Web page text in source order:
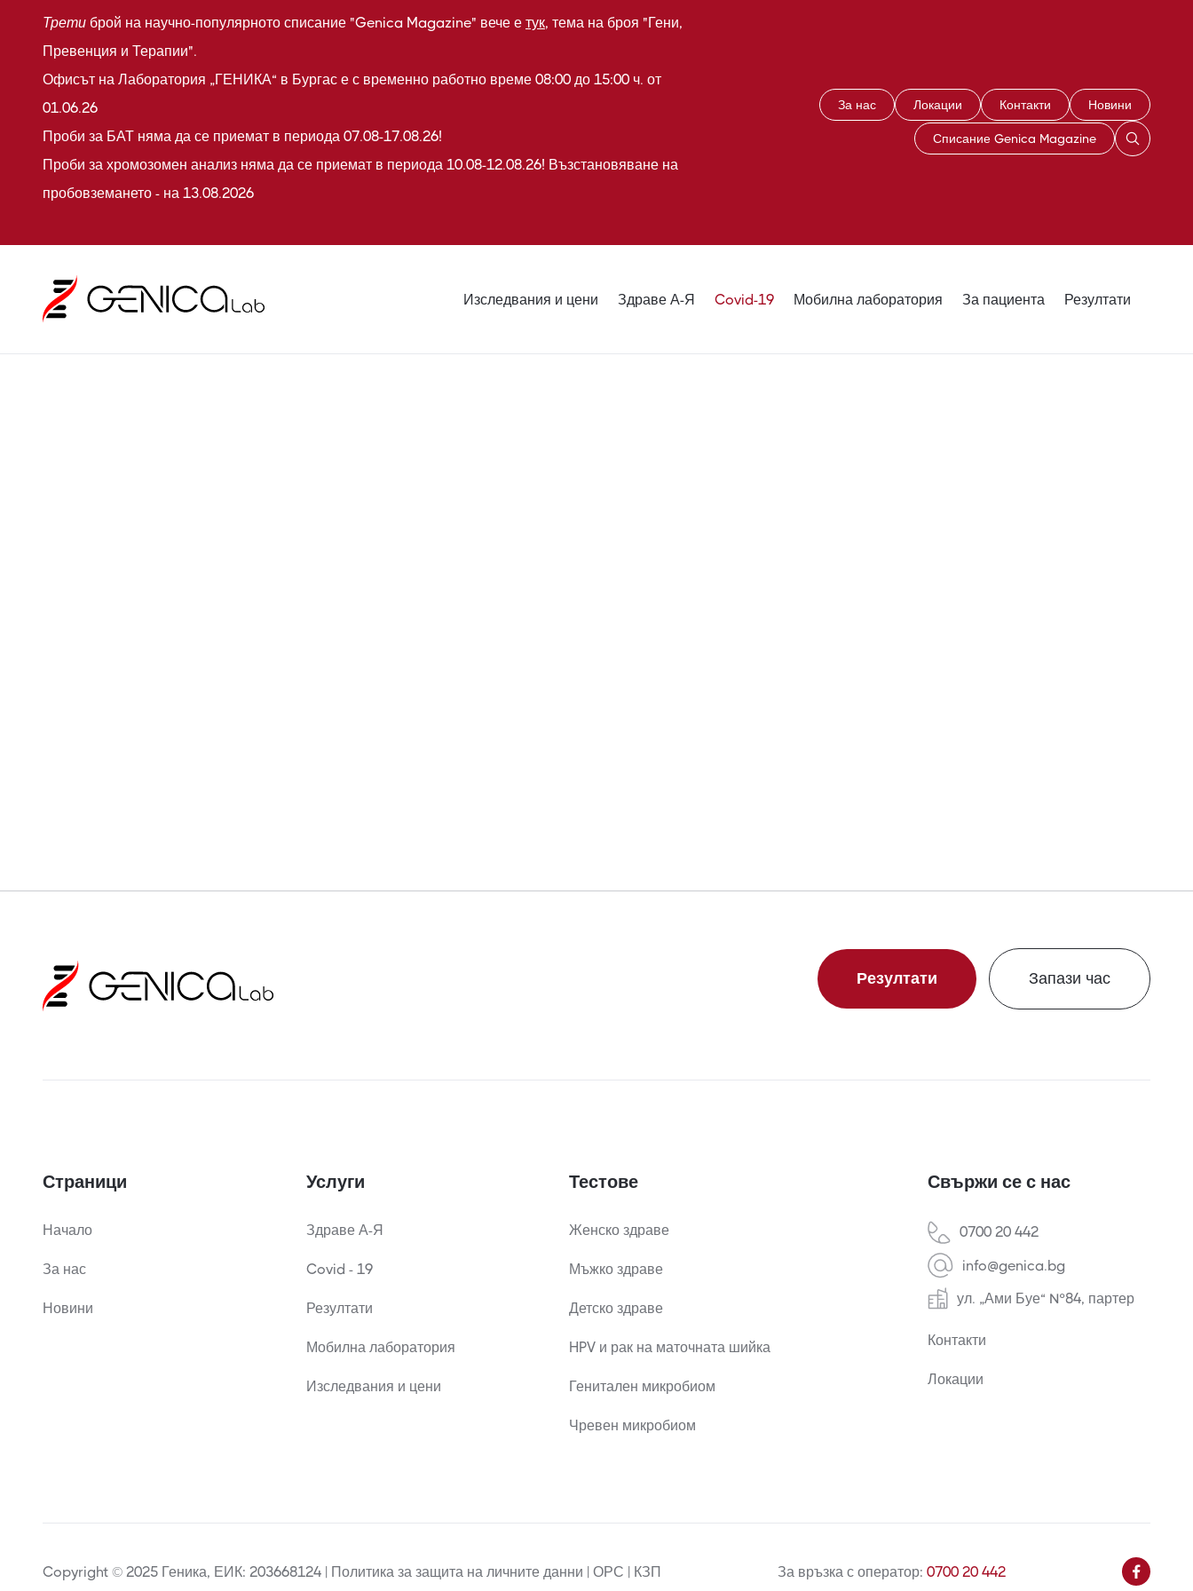
Трети брой на научно-популярното списание "Genica Magazine" вече е тук, тема на броя "Гени,
Превенция и Терапии".
Офисът на Лаборатория „ГЕНИКА“ в Бургас е с временно работно време 08:00 до 15:00 ч. от
01.06.26
Проби за БАТ няма да се приемат в периода 07.08-17.08.26!
Проби за хромозомен анализ няма да се приемат в периода 10.08-12.08.26! Възстановяване на
пробовземането - на 13.08.2026
За нас Локации Контакти Новини
Списание Genica Magazine
Изследвания и цени Здраве А-Я Covid-19 Мобилна лаборатория За пациента Резултати
Резултати Запази час
Страници
Начало
За нас
Новини
Услуги
Здраве А-Я
Covid - 19
Резултати
Мобилна лаборатория
Изследвания и цени
Тестове
Женско здраве
Мъжко здраве
Детско здраве
HPV и рак на маточната шийка
Генитален микробиом
Чревен микробиом
Свържи се с нас
0700 20 442
info@genica.bg
ул. „Ами Буе“ №84, партер
Контакти
Локации
Copyright © 2025 Геника, ЕИК: 203668124 | Политика за защита на личните данни | ОРС | КЗП За връзка с оператор: 0700 20 442 